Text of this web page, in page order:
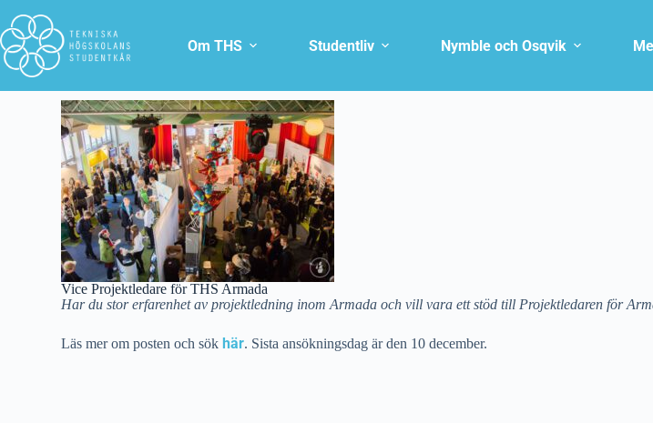
Om THS Studentliv Nymble och Osqvik
Vice Projektledare för THS Armada
Har du stor erfarenhet av projektledning inom Armada och vill vara ett stöd till Projektledaren för
Läs mer om posten och sök här. Sista ansökningsdag är den 10 december.